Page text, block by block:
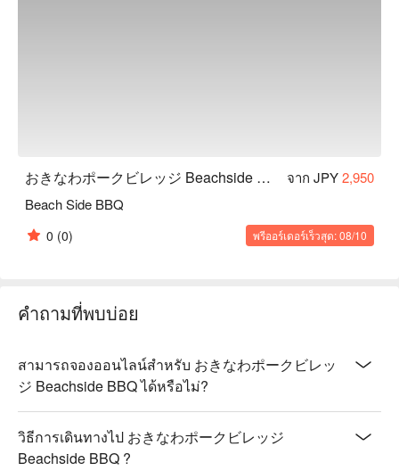
おきなわポークビレッジ Beachside BBQ จาก JPY2,950
Beach Side BBQ
0 (0) พรีออร์เดอร์เร็วสุด: 08/10
คำถามที่พบบ่อย
สามารถจองออนไลน์สำหรับ おきなわポークビレッ
ジ Beachside BBQ ได้หรือไม่?
วิธีการเดินทางไป おきなわポークビレッジ
Beachside BBQ ?